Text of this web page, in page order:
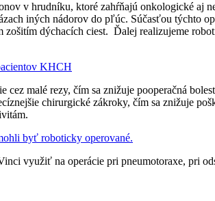
v hrudníku, ktoré zahŕňajú onkologické aj
iných nádorov do pľúc. Súčasťou týchto
dýchacích ciest. Ďalej realizujeme
KHCH
cez malé rezy, čím sa znižuje pooperačná
chirurgické zákroky, čím sa znižuje
byť roboticky operované.
využiť na operácie pri pneumotoraxe, pri